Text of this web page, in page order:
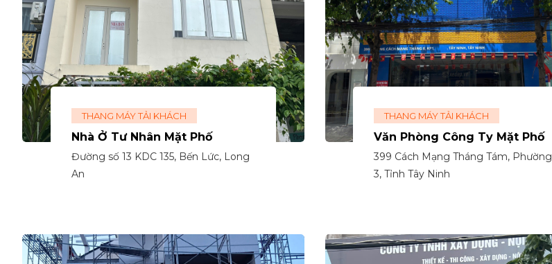
THANG MÁY TẢI KHÁCH
Nhà Ở Tư Nhân Mặt Phố
Đường số 13 KDC 135, Bến Lức, Long
An
THANG MÁY TẢI KHÁCH
Văn Phòng Công Ty Mặt Phố
399 Cách Mạng Tháng Tám, Phường
3, Tỉnh Tây Ninh